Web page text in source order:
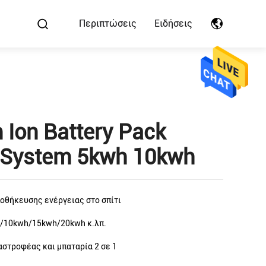
Περιπτώσεις Ειδήσεις
Ion Battery Pack
5kwh 10kwh
ενέργειας στο σπίτι
15kwh/20kwh κ.λπ.
και μπαταρία 2 σε 1